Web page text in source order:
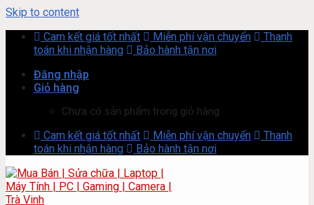
Skip to content
Cam kết giá tốt nhất
Miễn phí vận chuyển
Thanh
toán khi nhận hàng
Bảo hành tận nơi
Đăng nhập
Giỏ hàng
Chưa có sản phẩm trong giỏ hàng.
Cam kết giá tốt nhất Miễn phí vận chuyển
Thanh
toán khi nhận hàng
Bảo hành tận nơi